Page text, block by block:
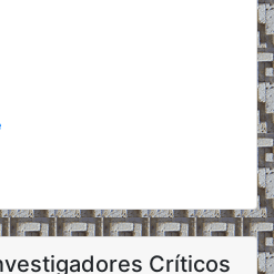
Críticos